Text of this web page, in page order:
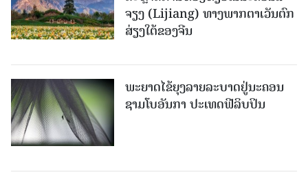
ຈຽງ (Lijiang) ທາງພາກຕາເວັນຕົກ
ສ່ຽງໃຕ້ຂອງຈີນ
ພະຍາດໄຂ້ຍຸງລາຍລະບາດຢູ່ນະຄອນ
ຊາມໂບ​ອັນກາ ປະເທດຟີລິບປິນ